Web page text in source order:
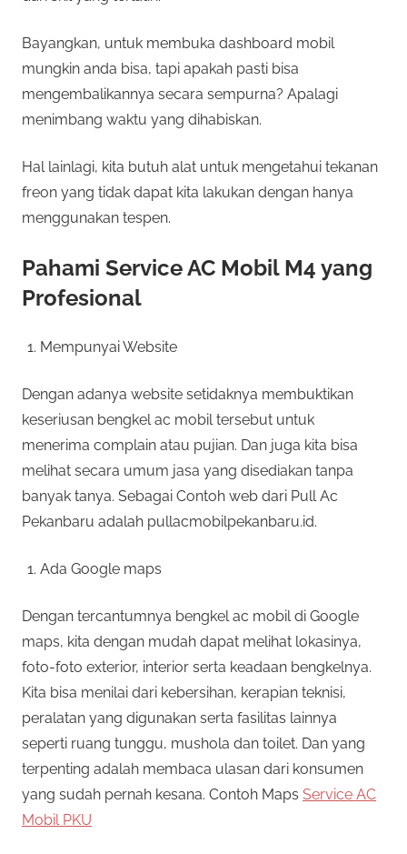
Bayangkan, untuk membuka dashboard mobil
mungkin anda bisa, tapi apakah pasti bisa
mengembalikannya secara sempurna? Apalagi
menimbang waktu yang dihabiskan.
Hal lainlagi, kita butuh alat untuk mengetahui tekanan
freon yang tidak dapat kita lakukan dengan hanya
menggunakan tespen.
Pahami Service AC Mobil M4 yang
Profesional
Mempunyai Website
Dengan adanya website setidaknya membuktikan
keseriusan bengkel ac mobil tersebut untuk
menerima complain atau pujian. Dan juga kita bisa
melihat secara umum jasa yang disediakan tanpa
banyak tanya. Sebagai Contoh web dari Pull Ac
Pekanbaru adalah pullacmobilpekanbaru.id.
Ada Google maps
Dengan tercantumnya bengkel ac mobil di Google
maps, kita dengan mudah dapat melihat lokasinya,
foto-foto exterior, interior serta keadaan bengkelnya.
Kita bisa menilai dari kebersihan, kerapian teknisi,
peralatan yang digunakan serta fasilitas lainnya
seperti ruang tunggu, mushola dan toilet. Dan yang
terpenting adalah membaca ulasan dari konsumen
yang sudah pernah kesana. Contoh Maps Service AC
Mobil PKU